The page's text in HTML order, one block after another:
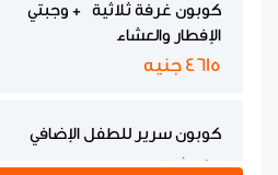
كوبون غرفة ثلاثية + وجبتي
الإفطار والعشاء
4615 جنيه
كوبون سرير للطفل الإضافي
500 جنيه